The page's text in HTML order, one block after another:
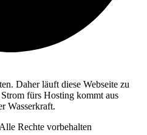
Daher läuft diese Webseite zu
fürs Hosting kommt aus
Wasserkraft.
Rechte vorbehalten